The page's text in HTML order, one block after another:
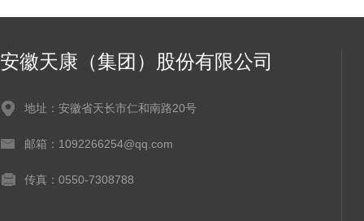
安徽天康（集团）股份有限公司
地址：安徽省天长市仁和南路20号
邮箱：1092266254@qq.com
传真：0550-7308788